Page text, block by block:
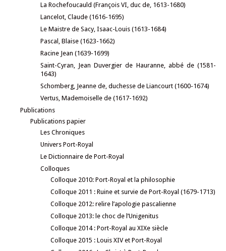
La Rochefoucauld (François VI, duc de, 1613-1680)
Lancelot, Claude (1616-1695)
Le Maistre de Sacy, Isaac-Louis (1613-1684)
Pascal, Blaise (1623-1662)
Racine Jean (1639-1699)
Saint-Cyran, Jean Duvergier de Hauranne, abbé de (1581-
1643)
Schomberg, Jeanne de, duchesse de Liancourt (1600-1674)
Vertus, Mademoiselle de (1617-1692)
Publications
Publications papier
Les Chroniques
Univers Port-Royal
Le Dictionnaire de Port-Royal
Colloques
Colloque 2010: Port-Royal et la philosophie
Colloque 2011 : Ruine et survie de Port-Royal (1679-1713)
Colloque 2012: relire l’apologie pascalienne
Colloque 2013: le choc de l’Unigenitus
Colloque 2014 : Port-Royal au XIXe siècle
Colloque 2015 : Louis XIV et Port-Royal